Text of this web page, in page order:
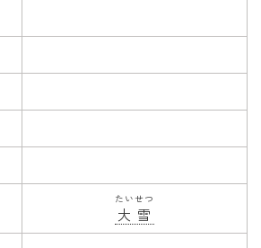
大雪
たいせつ